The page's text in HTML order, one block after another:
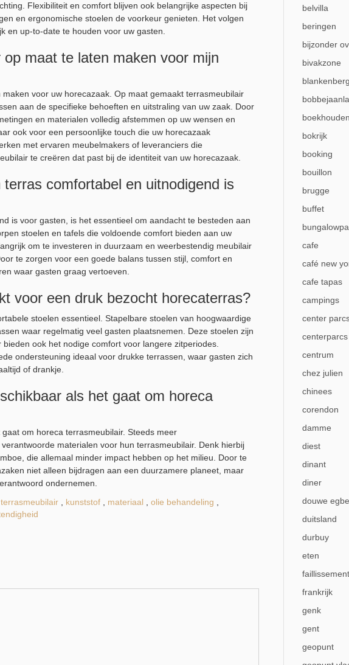
Flexibiliteit en comfort blijven ook belangrijke aspecten bij
en ergonomische stoelen de voorkeur genieten. Het volgen
en up-to-date te houden voor uw gasten.
maat te laten maken voor mijn
voor uw horecazaak. Op maat gemaakt terrasmeubilair
aan de specifieke behoeften en uitstraling van uw zaak. Door
en materialen volledig afstemmen op uw wensen en
ook voor een persoonlijke touch die uw horecazaak
met ervaren meubelmakers of leveranciers die
te creëren dat past bij de identiteit van uw horecazaak.
comfortabel en uitnodigend is
is voor gasten, is het essentieel om aandacht te besteden aan
stoelen en tafels die voldoende comfort bieden aan uw
om te investeren in duurzaam en weerbestendig meubilair
te zorgen voor een goede balans tussen stijl, comfort en
waar gasten graag vertoeven.
voor een druk bezocht horecaterras?
stoelen essentieel. Stapelbare stoelen van hoogwaardige
waar regelmatig veel gasten plaatsnemen. Deze stoelen zijn
ook het nodige comfort voor langere zitperiodes.
ondersteuning ideaal voor drukke terrassen, waar gasten zich
of drankje.
als het gaat om horeca
om horeca terrasmeubilair. Steeds meer
materialen voor hun terrasmeubilair. Denk hierbij
die allemaal minder impact hebben op het milieu. Door te
niet alleen bijdragen aan een duurzamere planeet, maar
ondernemen.
kunststof materiaal olie behandeling
belvilla
beringen
bijzonder
bivakzone
boekhouden
bokrijk
booking
bouillon
brugge
buffet
cafe
café new
cafe tapas
campings
center
centerparcs
centrum
chez julien
chinees
corendon
damme
diest
dinant
diner
douwe
duitsland
durbuy
eten
faillissement
frankrijk
genk
gent
geopunt